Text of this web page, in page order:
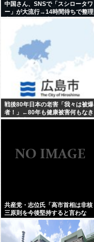
中国さん、SNSで「スシロータワ
ー」が大流行→14時間待ちで整理
戦後80年日本の老害「我々は被爆
者！」←80年も健康被害何もなき
ゃ健常者やろ
共産党・志位氏「高市首相は非核
三原則を今後堅持すると言わな
い！」